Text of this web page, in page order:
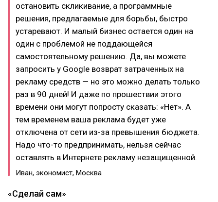
остановить скликивание, а программные
решения, предлагаемые для борьбы, быстро
устаревают. И малый бизнес остается один на
один с проблемой не поддающейся
самостоятельному решению. Да, вы можете
запросить у Google возврат затраченных на
рекламу средств — но это можно делать только
раз в 90 дней! И даже по прошествии этого
времени они могут попросту сказать: «Нет». А
тем временем ваша реклама будет уже
отключена от сети из-за превышения бюджета.
Надо что-то предпринимать, нельзя сейчас
оставлять в Интернете рекламу незащищенной.
Иван, экономист, Москва
«Сделай сам»